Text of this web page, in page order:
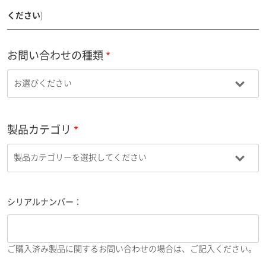
ください)
お問い合わせの種類
製品カテゴリ
シリアルナンバー：
ご購入済み製品に関するお問い合わせの場合は、ご記入ください。